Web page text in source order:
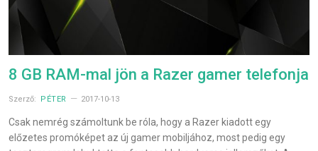
8 GB RAM-mal jön a Razer gamer telefonja
Szerző: PÉTER 2017-10-13
Csak nemrég számoltunk be róla, hogy a Razer kiadott egy
előzetes promóképet az új gamer mobiljához, most pedig egy